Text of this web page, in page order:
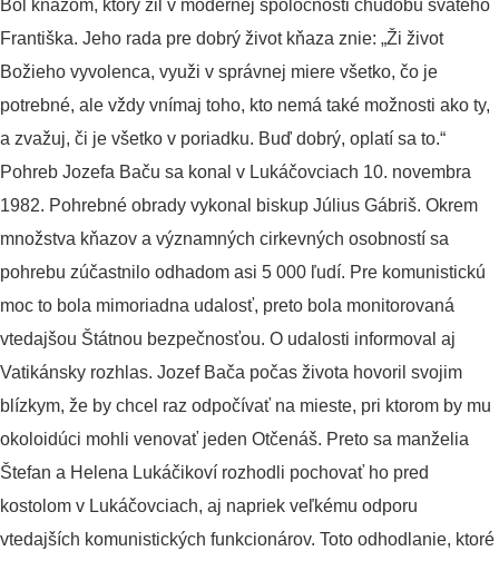
Bol kňazom, ktorý žil v modernej spoločnosti chudobu svätého
Františka. Jeho rada pre dobrý život kňaza znie: „Ži život
Božieho vyvolenca, využi v správnej miere všetko, čo je
potrebné, ale vždy vnímaj toho, kto nemá také možnosti ako ty,
a zvažuj, či je všetko v poriadku. Buď dobrý, oplatí sa to.“
Pohreb Jozefa Baču sa konal v Lukáčovciach 10. novembra
1982. Pohrebné obrady vykonal biskup Július Gábriš. Okrem
množstva kňazov a významných cirkevných osobností sa
pohrebu zúčastnilo odhadom asi 5 000 ľudí. Pre komunistickú
moc to bola mimoriadna udalosť, preto bola monitorovaná
vtedajšou Štátnou bezpečnosťou. O udalosti informoval aj
Vatikánsky rozhlas. Jozef Bača počas života hovoril svojim
blízkym, že by chcel raz odpočívať na mieste, pri ktorom by mu
okoloidúci mohli venovať jeden Otčenáš. Preto sa manželia
Štefan a Helena Lukáčikoví rozhodli pochovať ho pred
kostolom v Lukáčovciach, aj napriek veľkému odporu
vtedajších komunistických funkcionárov. Toto odhodlanie, ktoré